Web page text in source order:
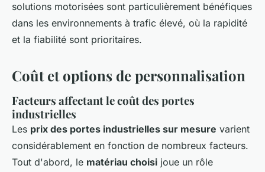
solutions motorisées sont particulièrement bénéfiques
dans les environnements à trafic élevé, où la rapidité
et la fiabilité sont prioritaires.
Coût et options de personnalisation
Facteurs affectant le coût des portes
industrielles
Les prix des portes industrielles sur mesure varient
considérablement en fonction de nombreux facteurs.
Tout d'abord, le matériau choisi joue un rôle